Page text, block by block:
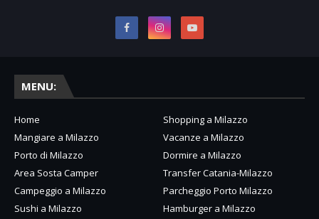
MENU:
Home
Shopping a Milazzo
Mangiare a Milazzo
Vacanze a Milazzo
Porto di Milazzo
Dormire a Milazzo
Area Sosta Camper
Transfer Catania-Milazzo
Campeggio a Milazzo
Parcheggio Porto Milazzo
Sushi a Milazzo
Hamburger a Milazzo